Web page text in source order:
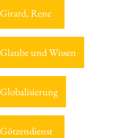
Girard, Rene
Glaube und Wissen
Globalisierung
Götzendienst